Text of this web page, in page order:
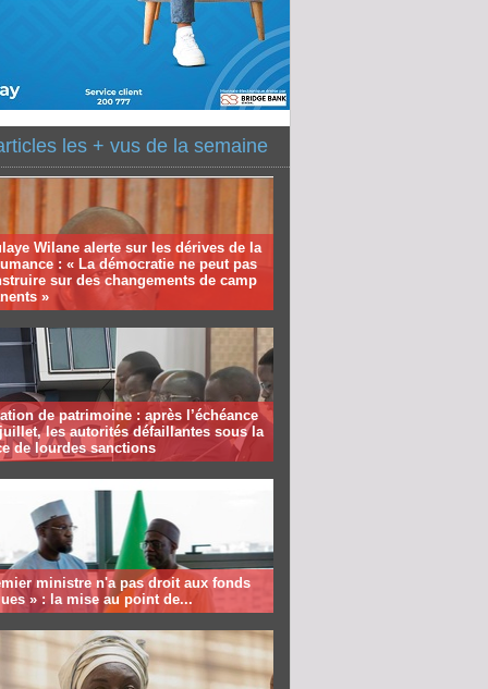
les + vus de la semaine
Wilane alerte sur les dérives de la
: « La démocratie ne peut pas
sur des changements de camp
»
de patrimoine : après l’échéance
les autorités défaillantes sous la
de lourdes sanctions
ministre n'a pas droit aux fonds
» : la mise au point de...